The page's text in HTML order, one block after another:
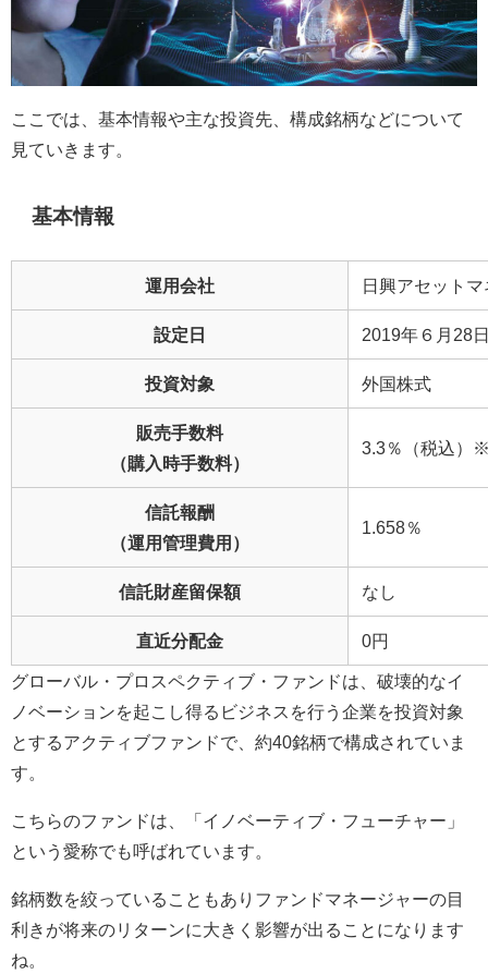
ここでは、基本情報や主な投資先、構成銘柄などについて
見ていきます。
基本情報
運用会社 日興アセット
設定日 2019年６月28
投資対象 外国株式
販売手数料
（購入時手数料）
3.3％（税込）
信託報酬
（運用管理費用）
1.658％
信託財産留保額 なし
直近分配金 0円
グローバル・プロスペクティブ・ファンドは、破壊的なイ
ノベーションを起こし得るビジネスを行う企業を投資対象
とするアクティブファンドで、約40銘柄で構成されていま
す。
こちらのファンドは、「イノベーティブ・フューチャー」
という愛称でも呼ばれています。
銘柄数を絞っていることもありファンドマネージャーの目
利きが将来のリターンに大きく影響が出ることになります
ね。